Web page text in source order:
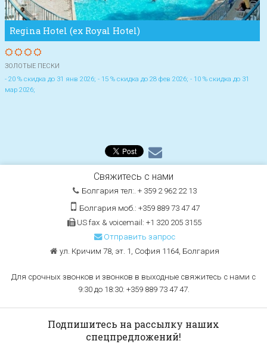
Regina Hotel (ex Royal Hotel)
ЗОЛОТЫЕ ПЕСКИ
- 20 % скидка до 31 янв 2026; - 15 % скидка до 28 фев 2026; - 10 % скидка до 31
мар 2026;
Свяжитесь с нами
Болгария тел:. + 359 2 962 22 13
Болгария моб.: +359 889 73 47 47
US fax & voicemail: +1 320 205 3155
Отправить запрос
ул. Кричим 78, эт. 1, София 1164, Болгария
Для срочных звонков и звонков в выходные свяжитесь с нами с
9:30 до 18:30: +359 889 73 47 47.
Подпишитесь на рассылку наших
спецпредложений!